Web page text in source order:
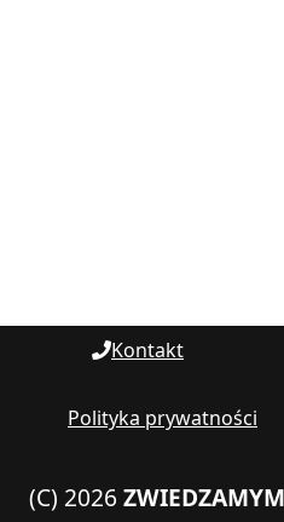
Kontakt
Polityka prywatności
(C) 2026